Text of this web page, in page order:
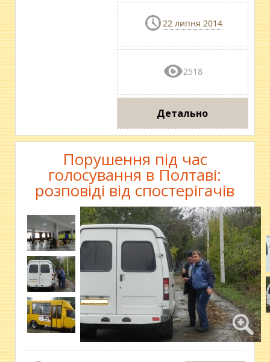
22 липня 2014
2518
Детально
Порушення під час
голосування в Полтаві:
розповіді від спостерігачів